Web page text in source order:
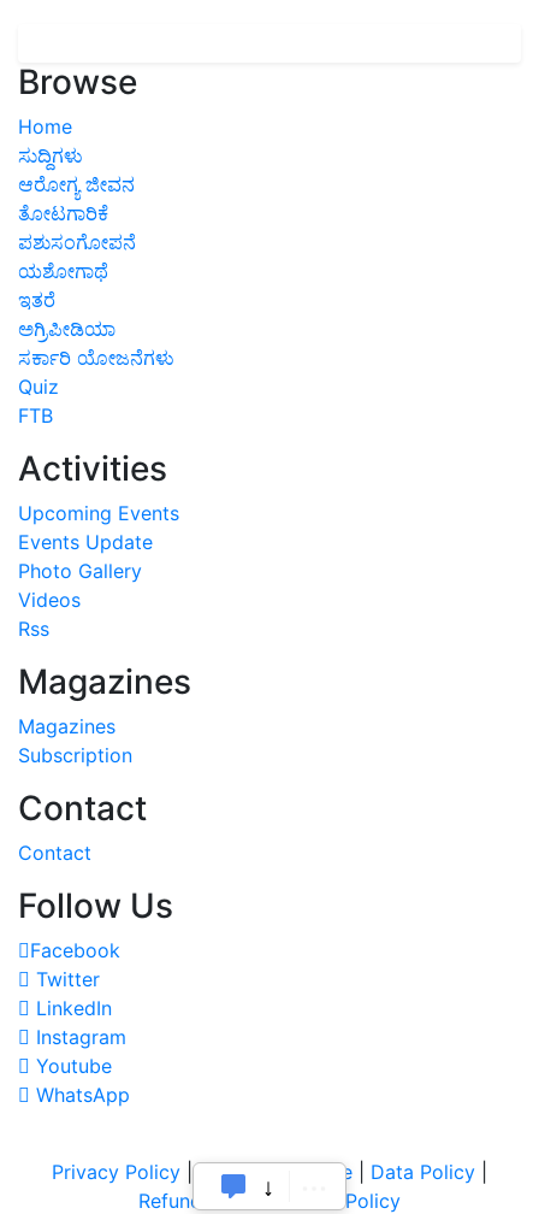
Browse
Home
ಸುದ್ದಿಗಳು
ಆರೋಗ್ಯ ಜೀವನ
ತೋಟಗಾರಿಕೆ
ಪಶುಸಂಗೋಪನೆ
ಯಶೋಗಾಥೆ
ಇತರೆ
ಅಗ್ರಿಪೀಡಿಯಾ
ಸರ್ಕಾರಿ ಯೋಜನೆಗಳು
Quiz
FTB
Activities
Upcoming Events
Events Update
Photo Gallery
Videos
Rss
Magazines
Magazines
Subscription
Contact
Contact
Follow Us
Facebook
Twitter
LinkedIn
Instagram
Youtube
WhatsApp
Privacy Policy |Terms of Service Data Policy
Refund & Cancellation Policy